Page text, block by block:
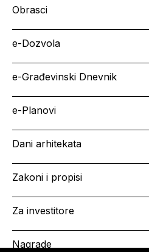
Obrasci
e-Dozvola
e-Građevinski Dnevnik
e-Planovi
Dani arhitekata
Zakoni i propisi
Za investitore
Nagrade